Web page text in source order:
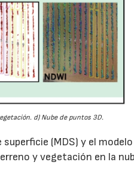
d) Nube de puntos 3D.
(MDS) y el modelo
y vegetación en la